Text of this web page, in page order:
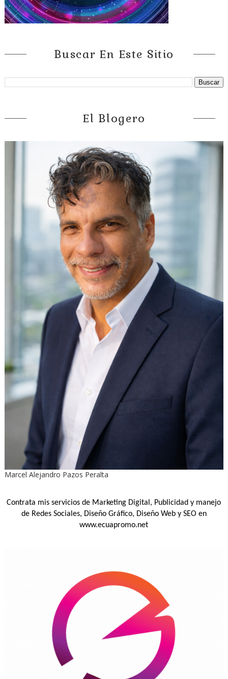
Buscar En Este Sitio
El Blogero
Marcel Alejandro Pazos Peralta
Contrata mis servicios de Marketing Digital, Publicidad y manejo
de Redes Sociales, Diseño Gráfico, Diseño Web y SEO en
www.ecuapromo.net